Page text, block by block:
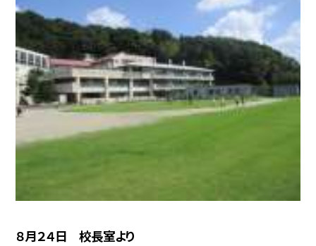
８月２４日 校長室より